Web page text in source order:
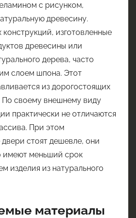
с рисунком,
древесину.
изготовленные
древесины или
дерева, часто
слоем шпона. Этот
из дорогостоящих
По своему внешнему виду
практически не отличаются
При этом
стоят дешевле, они
имеют меньший срок
изделия из натурального
материалы